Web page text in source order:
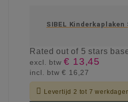
SIBEL Kinderkaplaken
Ratedout of 5 stars
excl. btw€ 13,45
incl. btw€ 16,27
 Levertijd 2 tot 7